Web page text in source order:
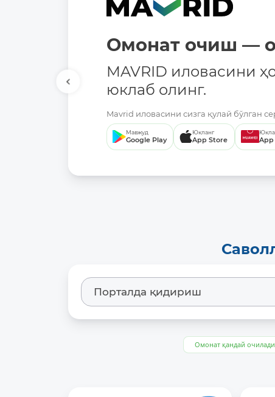
Омонат очиш —
MAVRID иловасини
юклаб олинг.
Mavrid иловасини сизга қулай бўлган
Мавжуд
Google Play
Юкланг
App Store App
Омонат қандай